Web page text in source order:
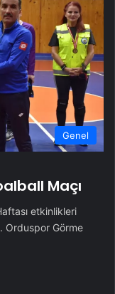
Genel
Maçı
etkinlikleri
Orduspor Görme